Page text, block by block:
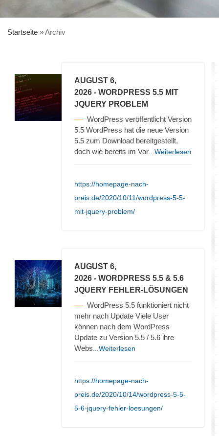
Startseite »Archiv
AUGUST 6,
2026 - WORDPRESS 5.5 MIT
JQUERY PROBLEM
WordPress veröffentlicht Version
5.5 WordPress hat die neue Version
5.5 zum Download bereitgestellt,
doch wie bereits im Vor ...Weiterlesen
https://homepage-nach-
preis.de/2020/10/11/wordpress-5-5-
mit-jquery-problem/
AUGUST 6,
2026 - WORDPRESS 5.5 & 5.6
JQUERY FEHLER-LÖSUNGEN
WordPress 5.5 funktioniert nicht
mehr nach Update Viele User
können nach dem WordPress
Update zu Version 5.5 / 5.6 ihre
Webs ...Weiterlesen
https://homepage-nach-
preis.de/2020/10/14/wordpress-5-5-
5-6-jquery-fehler-loesungen/